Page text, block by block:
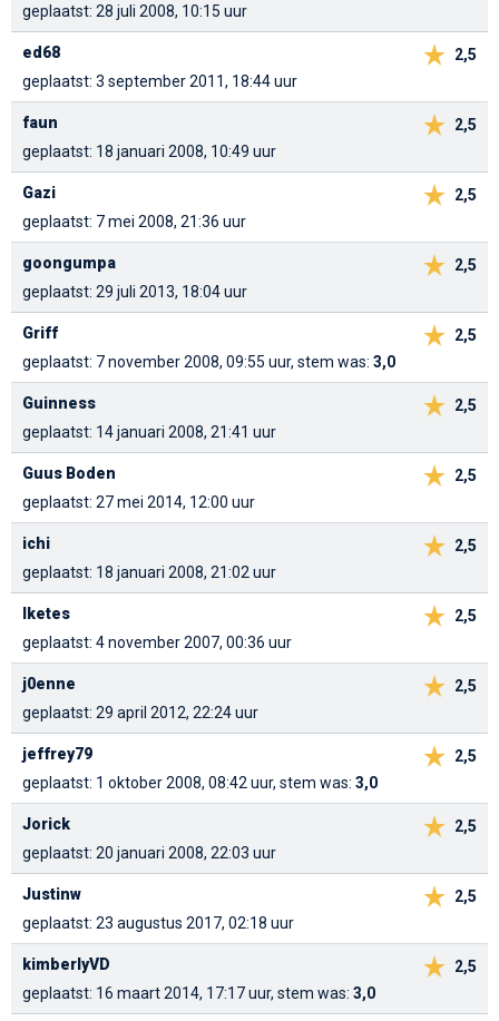
geplaatst: 28 juli 2008, 10:15 uur
2,5
ed68
geplaatst: 3 september 2011, 18:44 uur
2,5
faun
geplaatst: 18 januari 2008, 10:49 uur
2,5
Gazi
geplaatst: 7 mei 2008, 21:36 uur
2,5
goongumpa
geplaatst: 29 juli 2013, 18:04 uur
2,5
Griff
geplaatst: 7 november 2008, 09:55 uur, stem was: 3,0
2,5
Guinness
geplaatst: 14 januari 2008, 21:41 uur
2,5
Guus Boden
geplaatst: 27 mei 2014, 12:00 uur
2,5
ichi
geplaatst: 18 januari 2008, 21:02 uur
2,5
Iketes
geplaatst: 4 november 2007, 00:36 uur
2,5
j0enne
geplaatst: 29 april 2012, 22:24 uur
2,5
jeffrey79
geplaatst: 1 oktober 2008, 08:42 uur, stem was: 3,0
2,5
Jorick
geplaatst: 20 januari 2008, 22:03 uur
2,5
Justinw
geplaatst: 23 augustus 2017, 02:18 uur
2,5
kimberlyVD
geplaatst: 16 maart 2014, 17:17 uur, stem was: 3,0